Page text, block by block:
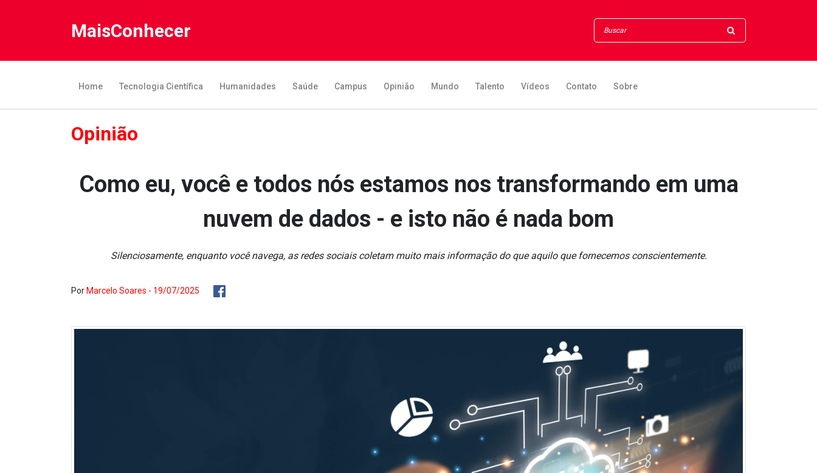
MaisConhecer
Home Tecnologia Científica Humanidades Saúde Campus Opinião Mundo Talento Vídeos Contato Sobre
Opinião
Como eu, você e todos nós estamos nos transformando em uma
nuvem de dados - e isto não é nada bom
Silenciosamente, enquanto você navega, as redes sociais coletam muito mais informação do que aquilo que fornecemos conscientemente.
Por Marcelo Soares - 19/07/2025